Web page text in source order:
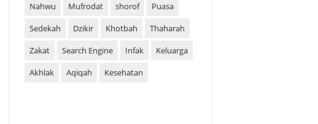
Nahwu
Mufrodat shorof
Puasa
Sedekah
Dzikir Khotbah
Thaharah
Zakat
Search Engine Infak
Keluarga
Akhlak
Aqiqah Kesehatan